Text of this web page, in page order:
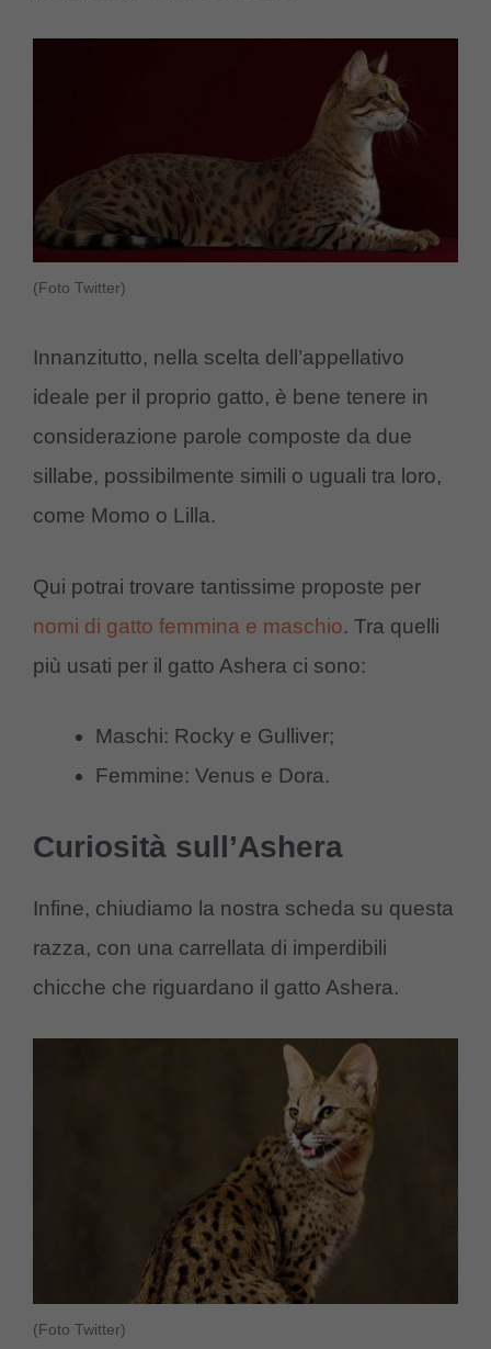
(Foto Twitter)
Innanzitutto, nella scelta dell’appellativo
ideale per il proprio gatto, è bene tenere in
considerazione parole composte da due
sillabe, possibilmente simili o uguali tra loro,
come Momo o Lilla.
Qui potrai trovare tantissime proposte per
nomi di gatto femmina e maschio. Tra quelli
più usati per il gatto Ashera ci sono:
Maschi: Rocky e Gulliver;
Femmine: Venus e Dora.
Curiosità sull’Ashera
Infine, chiudiamo la nostra scheda su questa
razza, con una carrellata di imperdibili
chicche che riguardano il gatto Ashera.
(Foto Twitter)